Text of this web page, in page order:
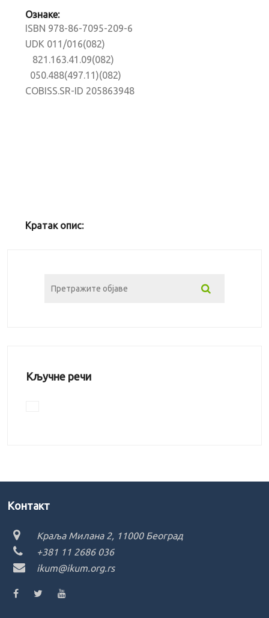
Ознаке:
ISBN 978-86-7095-209-6
UDK 011/016(082)
821.163.41.09(082)
050.488(497.11)(082)
COBISS.SR-ID 205863948
Кратак опис:
Кључне речи
Kонтакт
Краља Милана 2, 11000 Београд
+381 11 2686 036
ikum@ikum.org.rs